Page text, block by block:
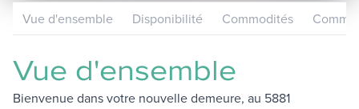
Vue d'ensemble Disponibilité Commodités
Vue d'ensemble
Bienvenue dans votre nouvelle demeure, au 5881